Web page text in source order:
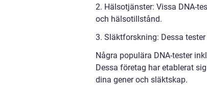
2. Hälsotjänster: Vissa DNA-
och hälsotillstånd.
3. Släktforskning: Dessa
Några populära DNA-tester
Dessa företag har etablerat
dina gener och släktskap.